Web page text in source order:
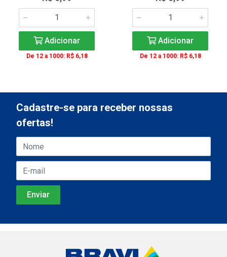
Adicionar
De 12 a 1000: R$ 6,18
Adicionar
De 12 a 1000: R$ 6,18
Cadastre-se para receber nossas
ofertas!